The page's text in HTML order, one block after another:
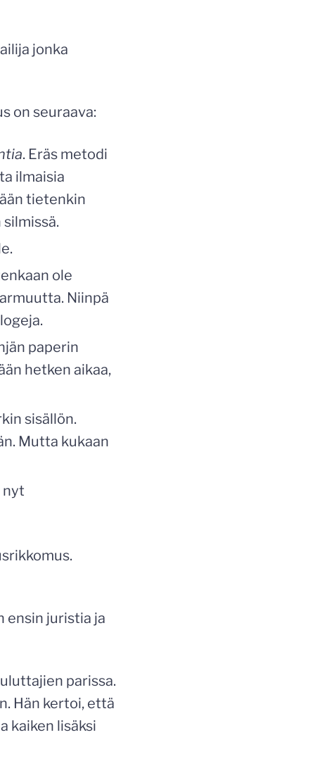
jonka
on seuraava:
. Eräs metodi
ilmaisia
tietenkin
ole
Niinpä
paperin
hetken aikaa,
sisällön.
Mutta kukaan
nyt
ensin juristia ja
parissa.
Hän kertoi, että
kaiken lisäksi